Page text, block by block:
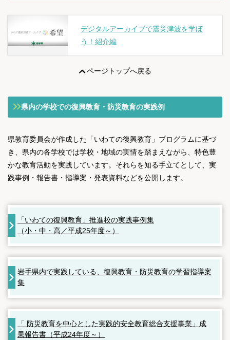
デジタルアーカイブで震災津波を学ぼ
う！紹介編
ページトップへ戻る
県内の学校での復興教育・防災教育の実践例
県教育委員会が作成した「いわての復興教育」プログラムに基づ
き、県内の各学校では学校・地域の実情を踏まえながら、特色豊
かな教育活動を実践しています。それらを知る手立てとして、実
践事例・報告書・指導案・発表資料などを公開します。
「いわての復興教育」推進校の実践事例集
（小・中・高／平成25年度～）
岩手県内で実践している、復興教育・防災教育の学習指導案
集
「 防災教育を中心とした実践的安全教育総合支援事業」成
果報告書（平成24年度～）